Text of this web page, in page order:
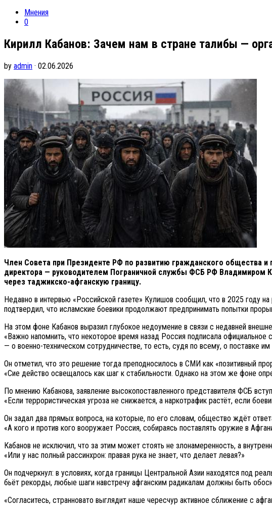
Мнения
0
Кирилл Кабанов: Зачем нам в стране талибы —
by admin · 02.06.2026
Член Совета при Президенте РФ по развитию гражданского общества
директора — руководителем Пограничной службы ФСБ РФ Владимиром
через таджикско-афганскую границу.
Недавно в интервью «Российской газете» Кулишов сообщил, что в 2025 году
подтвердил, что исламские боевики продолжают предпринимать попытки
На этом фоне Кабанов выразил глубокое недоумение в связи с недавней
«Важно напомнить, что некоторое время назад Россия подписала
— о военно-техническом сотрудничестве, то есть, судя по всему, о поставке
Он отметил, что это решение тогда преподносилось в СМИ как «позитивный
«Сие действо освещалось как шаг к стабильности. Однако на этом же фоне
По мнению Кабанова, заявление высокопоставленного представителя ФСБ
«Если террористическая угроза не снижается, а наркотрафик растёт, если
Он задал два прямых вопроса, на которые, по его словам, общество ждёт
«А кого и против кого вооружает Россия, собираясь поставлять оружие в
Кабанов не исключил, что за этим может стоять не злонамеренность, а
«Или у нас полный рассинхрон: правая рука не знает, что делает левая?»
Он подчеркнул: в условиях, когда границы Центральной Азии находятся под
бьёт рекорды, любые шаги навстречу афганским радикалам должны быть
«Согласитесь, странновато выглядит наше чересчур активное сближение с